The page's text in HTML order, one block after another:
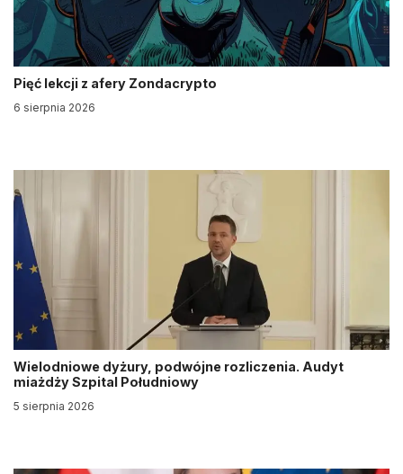
Pięć lekcji z afery Zondacrypto
6 sierpnia 2026
Wielodniowe dyżury, podwójne rozliczenia. Audyt
miażdży Szpital Południowy
5 sierpnia 2026